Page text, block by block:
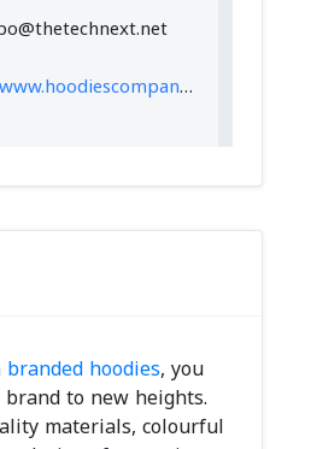
ski-
hoodies, you
to new heights.
materials, colourful